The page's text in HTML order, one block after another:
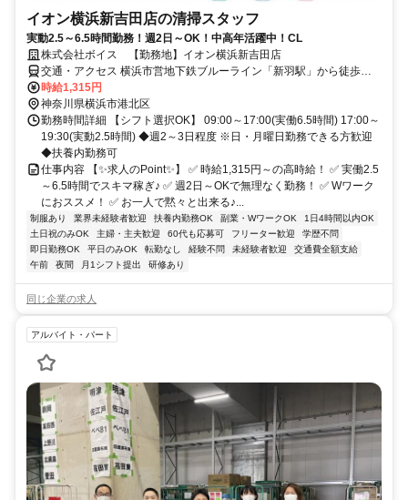
イオン横浜新吉田店の清掃スタッフ
実動2.5～6.5時間勤務！週2日～OK！中高年活躍中！CL
株式会社ボイス 【勤務地】イオン横浜新吉田店
交通・アクセス 横浜市営地下鉄ブルーライン「新羽駅」から徒歩約
10分
時給1,315円
神奈川県横浜市港北区
勤務時間詳細 【シフト選択OK】 09:00～17:00(実働6.5時間) 17:00～
19:30(実動2.5時間) ◆週2～3日程度 ※日・月曜日勤務できる方歓迎
◆扶養内勤務可
仕事内容 【✨求人のPoint✨】 ✅ 時給1,315円～の高時給！ ✅ 実働2.5
～6.5時間でスキマ稼ぎ♪ ✅ 週2日～OKで無理なく勤務！ ✅ Wワーク
におススメ！ ✅ お一人で黙々と出来る♪...
制服あり 業界未経験者歓迎 扶養内勤務OK 副業・WワークOK
1日4時間以内OK
土日祝のみOK
主婦・主夫歓迎 60代も応募可 フリーター歓迎
学歴不問
即日勤務OK
平日のみOK 転勤なし 経験不問 未経験者歓迎
交通費全額支給
午前
夜間 月1シフト提出 研修あり
同じ企業の求人
アルバイト・パート